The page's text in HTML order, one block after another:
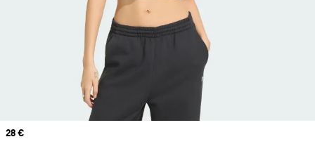
Price
28 €